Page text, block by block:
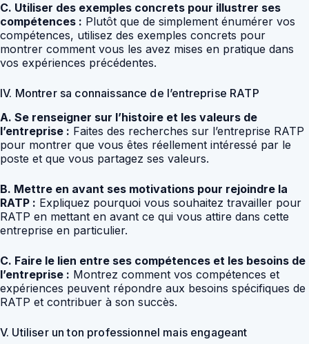
C. Utiliser des exemples concrets pour illustrer ses
compétences : Plutôt que de simplement énumérer vos
compétences, utilisez des exemples concrets pour
montrer comment vous les avez mises en pratique dans
vos expériences précédentes.
IV. Montrer sa connaissance de l’entreprise RATP
A. Se renseigner sur l’histoire et les valeurs de
l’entreprise : Faites des recherches sur l’entreprise RATP
pour montrer que vous êtes réellement intéressé par le
poste et que vous partagez ses valeurs.
B. Mettre en avant ses motivations pour rejoindre la
RATP : Expliquez pourquoi vous souhaitez travailler pour
RATP en mettant en avant ce qui vous attire dans cette
entreprise en particulier.
C. Faire le lien entre ses compétences et les besoins de
l’entreprise : Montrez comment vos compétences et
expériences peuvent répondre aux besoins spécifiques de
RATP et contribuer à son succès.
V. Utiliser un ton professionnel mais engageant